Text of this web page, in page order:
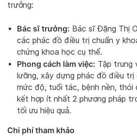
trưởng:
Bác sĩ trưởng: Bác sĩ Đặng Thị
các phác đồ điều trị chuẩn y
chứng khoa học cụ thể.
Phong cách làm việc: Tập trung
lưỡng, xây dựng phác đồ điều trị
mức độ, tuổi tác, bệnh nền, thói
kết hợp ít nhất 2 phương pháp
tối ưu hiệu quả.
Chi phí tham khảo